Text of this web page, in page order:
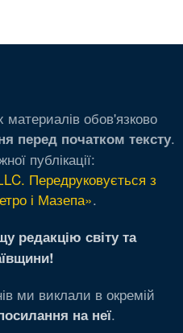
обов'язково
перед початком тексту.
публікації:
Передруковується з
і Мазепа».
редакцію світу та
ми виклали в окремій
на неї.